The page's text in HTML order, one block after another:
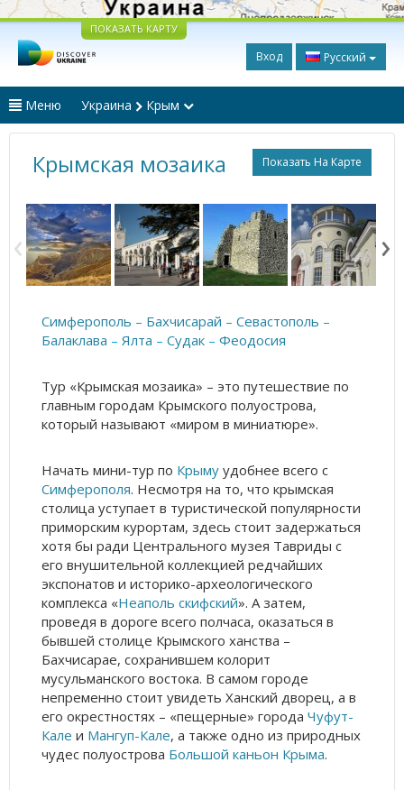
ПОКАЗАТЬ КАРТУ
Вход Русский
Меню Украина Крым
Крымская мозаика Показать На Карте
Симферополь – Бахчисарай – Севастополь –
Балаклава – Ялта – Судак – Феодосия
Тур «Крымская мозаика» – это путешествие по
главным городам Крымского полуострова,
который называют «миром в миниатюре».
Начать мини-тур по Крыму удобнее всего с
Симферополя. Несмотря на то, что крымская
столица уступает в туристической популярности
приморским курортам, здесь стоит задержаться
хотя бы ради Центрального музея Тавриды с
его внушительной коллекцией редчайших
экспонатов и историко-археологического
комплекса «Неаполь скифский». А затем,
проведя в дороге всего полчаса, оказаться в
бывшей столице Крымского ханства –
Бахчисарае, сохранившем колорит
мусульманского востока. В самом городе
непременно стоит увидеть Ханский дворец, а в
его окрестностях – «пещерные» города Чуфут-
Кале и Мангуп-Кале, а также одно из природных
чудес полуострова Большой каньон Крыма.